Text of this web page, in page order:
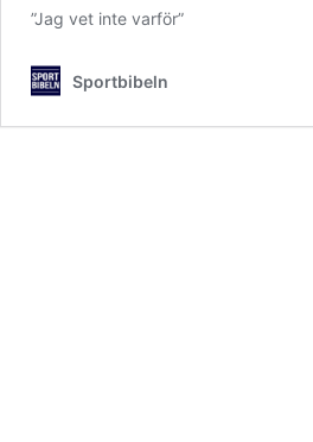
”Jag vet inte varför”
Sportbibeln